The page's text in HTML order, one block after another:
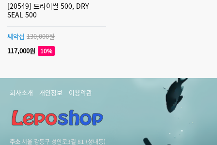
[20549] 드라이씰 500, DRY
SEAL 500
쎄악섭 130,000원
117,000원
10%
회사소개 개인정보 이용약관
주소 서울 강동구 성안로3길 81 (성내동)